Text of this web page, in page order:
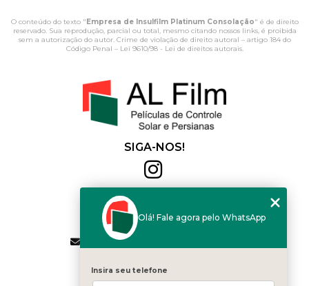
O conteúdo do texto "Empresa de Insulfilm Platinum Consolação" é de direito
reservado. Sua reprodução, parcial ou total, mesmo citando nossos links, é proibida
sem a autorização do autor. Crime de violação de direito autoral – artigo 184 do
Código Penal – Lei 9610/98 - Lei de direitos autorais.
SIGA-NOS!
(11) 2564-4684
(11) 94168-2041
contato.vendas@alfilm.com.br
MENU
HOME
Olá! Fale agora pelo WhatsApp
Insira seu telefone